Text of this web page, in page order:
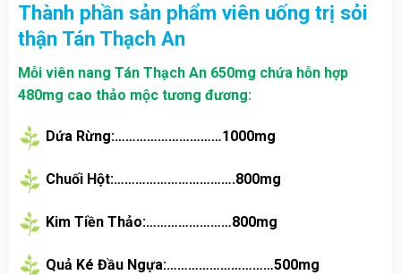
Thành phần sản phẩm viên uống trị sỏi
thận Tán Thạch An
Mỗi viên nang Tán Thạch An 650mg chứa hỗn hợp
480mg cao thảo mộc tương đương:
Dứa Rừng:…………………………1000mg
Chuối Hột:…………………………….800mg
Kim Tiền Thảo:……………………800mg
Quả Ké Đầu Ngựa:…………………………500mg